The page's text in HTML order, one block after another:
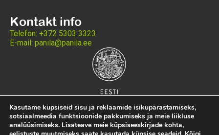
Kontakt info
Telefon: +372 5303 3323
E-mail: panila@panila.ee
Kasutame küpsiseid sisu ja reklaamide isikupärastamiseks,
sotsiaalmeedia funktsioonide pakkumiseks ja meie liikluse
analüüsimiseks. Lisateave meie küpsiseeskirjade kohta,